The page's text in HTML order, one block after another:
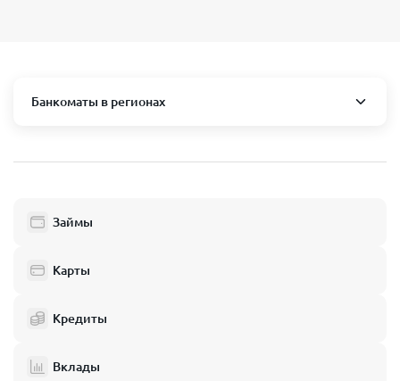
Банкоматы в регионах
Балашиха
Одинцово
Электросталь
Реутов
Займы
Карты
Кредиты
Вклады